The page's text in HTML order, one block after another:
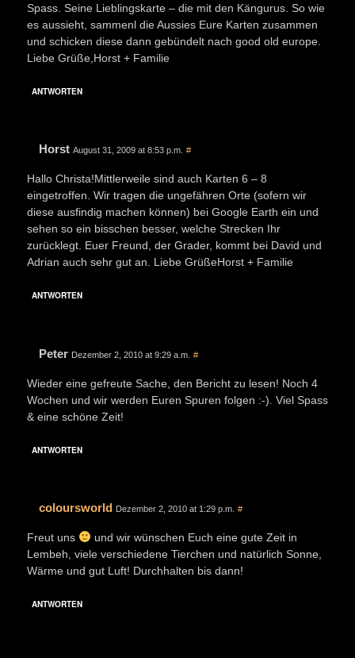
Spass. Seine Lieblingskarte – die mit den Kängurus. So wie
es aussieht, sammenl die Aussies Eure Karten zusammen
und schicken diese dann gebündelt nach good old europe.
Liebe Grüße,Horst + Familie
ANTWORTEN
Horst August 31, 2009 at 8:53 p.m. #
Hallo Christa!Mittlerweile sind auch Karten 6 – 8
eingetroffen. Wir tragen die ungefähren Orte (sofern wir
diese ausfindig machen können) bei Google Earth ein und
sehen so ein bisschen besser, welche Strecken Ihr
zurücklegt. Euer Freund, der Grader, kommt bei David und
Adrian auch sehr gut an. Liebe GrüßeHorst + Familie
ANTWORTEN
Peter Dezember 2, 2010 at 9:29 a.m. #
Wieder eine gefreute Sache, den Bericht zu lesen! Noch 4
Wochen und wir werden Euren Spuren folgen :-). Viel Spass
& eine schöne Zeit!
ANTWORTEN
coloursworld Dezember 2, 2010 at 1:29 p.m. #
Freut uns
und wir wünschen Euch eine gute Zeit in
Lembeh, viele verschiedene Tierchen und natürlich Sonne,
Wärme und gut Luft! Durchhalten bis dann!
ANTWORTEN